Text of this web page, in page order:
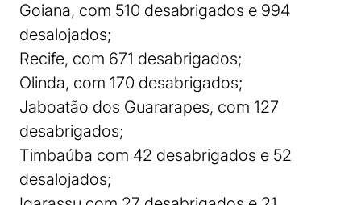
Goiana, com 510 desabrigados e 994
desalojados;
Recife, com 671 desabrigados;
Olinda, com 170 desabrigados;
Jaboatão dos Guararapes, com 127
desabrigados;
Timbaúba com 42 desabrigados e 52
desalojados;